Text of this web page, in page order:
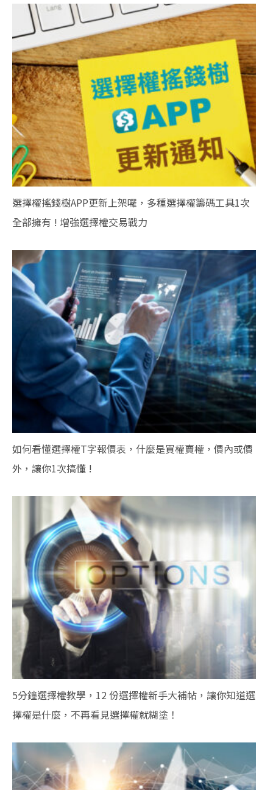
選擇權搖錢樹APP更新上架囉，多種選擇權籌碼工具1次
全部擁有 ! 增強選擇權交易戰力
如何看懂選擇權T字報價表，什麼是買權賣權，價內或價
外，讓你1次搞懂 !
5分鐘選擇權教學，12 份選擇權新手大補帖，讓你知道選
擇權是什麼，不再看見選擇權就糊塗！